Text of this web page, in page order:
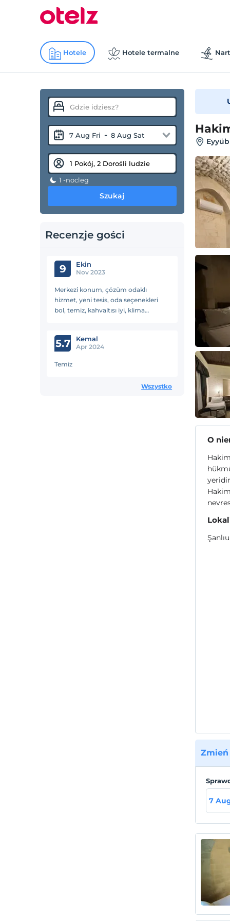
Hotele Hotele termalne
7 Aug Fri - 8 Aug Sat
1 -nocleg
Szukaj
Recenzje gości
9 Ekin
Nov 2023
Merkezi konum, çözüm odaklı
hizmet, yeni tesis, oda seçenekleri
bol, temiz, kahvaltısı iyi, klima
5.7 Kemal
Apr 2024
Temiz
Wszystko
O
7